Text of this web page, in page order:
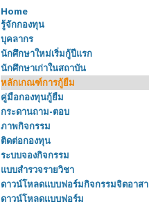
Home
รู้จักกองทุน
บุคลากร
นักศึกษาใหม่เริ่มกู้ปีแรก
นักศึกษาเก่าในสถาบัน
หลักเกณฑ์การกู้ยืม
คู่มือกองทุนกู้ยืม
กระดานถาม-ตอบ
ภาพกิจกรรม
ติดต่อกองทุน
ระบบจองกิจกรรม
แบบสำรวจรายวิชา
ดาวน์โหลดแบบฟอร์มกิจกรรมจิตอาสา
ดาวน์โหลดแบบฟอร์ม